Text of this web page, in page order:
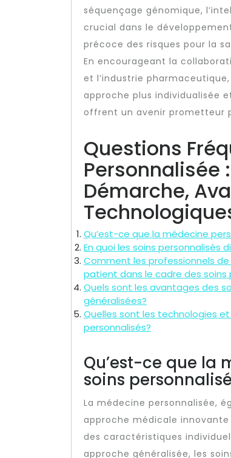
séquençage génomique,
crucial dans le
précoce des risques pour la
En encourageant la
et l’industrie
approche plus individualisée
offrent un avenir prometteur
Questions
Personnalisée
Démarche,
Qu’est-ce que la médecine
En quoi les soins
Comment les professionnels
patient dans le cadre des soins
Quels sont les avantages des
généralisées?
Quelles sont les technologies
personnalisés?
Qu’est-ce que la
soins
La médecine personnalisée,
approche médicale
des caractéristiques
approche généralisée, les